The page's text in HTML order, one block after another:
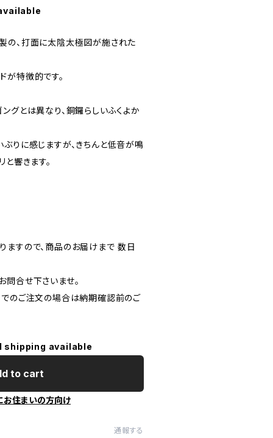
の、打面に太陰太極図が施された
が特徴的です。
グとは異なり、銅鑼らしいふくよか
りに感じますが、きちんと低音が鳴
と響きます。
ますので、商品のお届けまで 数日
問合せ下さいませ。
でのご注文の場合は納期確認前のご
shipping available
to cart
お住まいの方向け
通報する